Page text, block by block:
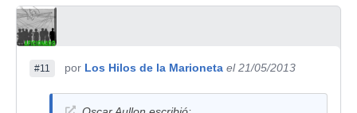
#11 por Los Hilos de la Marioneta el 21/05/2013